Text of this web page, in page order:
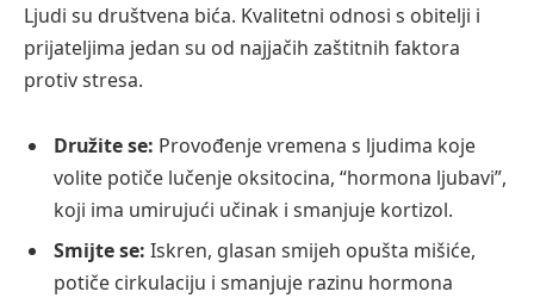
Ljudi su društvena bića. Kvalitetni odnosi s obitelji i
prijateljima jedan su od najjačih zaštitnih faktora
protiv stresa.
Družite se: Provođenje vremena s ljudima koje
volite potiče lučenje oksitocina, “hormona ljubavi”,
koji ima umirujući učinak i smanjuje kortizol.
Smijte se: Iskren, glasan smijeh opušta mišiće,
potiče cirkulaciju i smanjuje razinu hormona